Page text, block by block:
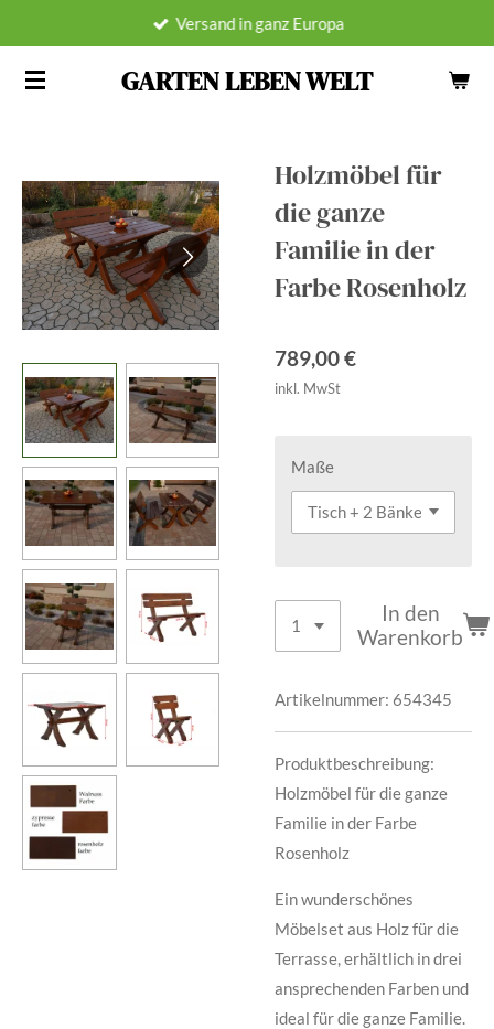
springen
GARTEN LEBEN WELT
Versand in ganz Europa
Holzmöbel für
die ganze
Familie in der
Farbe Rosenholz
789,00 €
inkl. MwSt
Maße
In den
Warenkorb
Artikelnummer: 654345
Produktbeschreibung:
Holzmöbel für die ganze
Familie in der Farbe
Rosenholz
Ein wunderschönes
Möbelset aus Holz für die
Terrasse, erhältlich in drei
ansprechenden Farben und
ideal für die ganze Familie.